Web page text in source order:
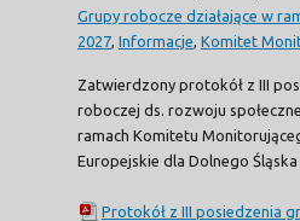
Grupy robocze działające w
2027 Informacje Komitet
Zatwierdzony protokół z III
roboczej ds. rozwoju
ramach Komitetu
Europejskie dla Dolnego Śląska
Protokół z III posiedzenia